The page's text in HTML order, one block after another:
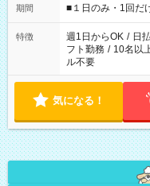
げるお仕事も！ ご希望のお時間に合わせてご紹介！ ※シフトは
ください！
期間 ■１日のみ・1回だ
特徴 週1日からOK / 日
フト勤務 / 10名以
ル不要
気になる！